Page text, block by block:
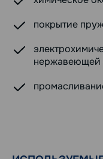
покрытие
нержавеющей